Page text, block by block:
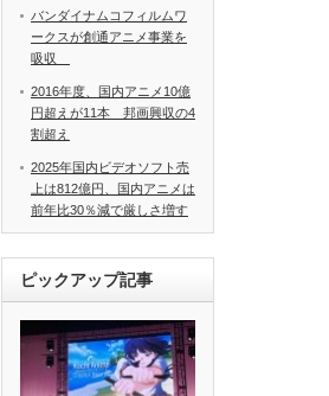
バンダイナムコフィルムワ
ークスが創通アニメ事業を
吸収
2016年度、国内アニメ10億
円超えが11本 邦画興収の4
割超え
2025年国内ビデオソフト売
上は812億円、国内アニメは
前年比30％減で厳しさ増す
ピックアップ記事